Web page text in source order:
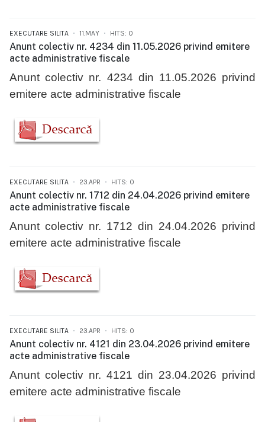
EXECUTARE SILITA 11.MAY HITS: 0
Anunt colectiv nr. 4234 din 11.05.2026 privind emitere
acte administrative fiscale
Anunt colectiv nr. 4234 din 11.05.2026 privind
emitere acte administrative fiscale
EXECUTARE SILITA 23.APR HITS: 0
Anunt colectiv nr. 1712 din 24.04.2026 privind emitere
acte administrative fiscale
Anunt colectiv nr. 1712 din 24.04.2026 privind
emitere acte administrative fiscale
EXECUTARE SILITA 23.APR HITS: 0
Anunt colectiv nr. 4121 din 23.04.2026 privind emitere
acte administrative fiscale
Anunt colectiv nr. 4121 din 23.04.2026 privind
emitere acte administrative fiscale